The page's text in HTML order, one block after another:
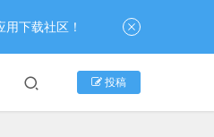
投稿
下载社区！